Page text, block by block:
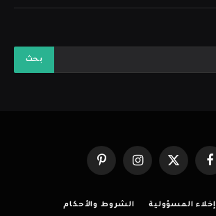
فيسبوك X
(Twitter)
الانستغرامبينتيريست
إخلاء المسؤولية الشروط والأحكام